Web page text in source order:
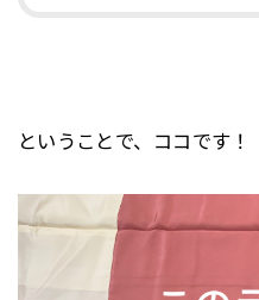
ということで、ココです！